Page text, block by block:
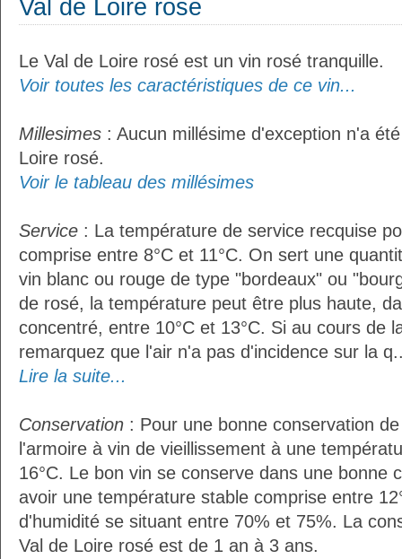
Val de Loire rosé
Le Val de Loire rosé est un vin rosé tranquille.
Voir toutes les caractéristiques de ce vin...
Millesimes : Aucun millésime d'exception n'a
Loire rosé.
Voir le tableau des millésimes
Service : La température de service recquise
comprise entre 8°C et 11°C. On sert une
vin blanc ou rouge de type "bordeaux" ou
de rosé, la température peut être plus haute,
concentré, entre 10°C et 13°C. Si au cours de
remarquez que l'air n'a pas d'incidence sur la
Lire la suite...
Conservation : Pour une bonne conservation
l'armoire à vin de vieillissement à une
16°C. Le bon vin se conserve dans une bonne
avoir une température stable comprise entre
d'humidité se situant entre 70% et 75%. La
Val de Loire rosé est de 1 an à 3 ans.